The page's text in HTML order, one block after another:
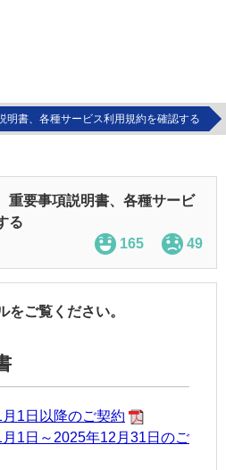
明書、各種サービス利用規約を確認する
重要事項説明書、各種サービ
る
165
49
をご覧ください。
1日以降のご契約
1日～2025年12月31日のご